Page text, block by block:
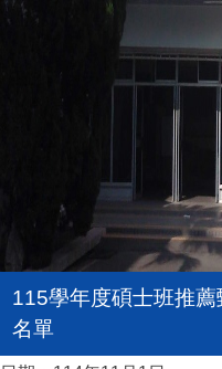
115學年度碩士班推
名單